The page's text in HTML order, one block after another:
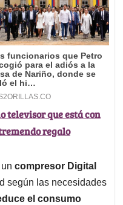
televisor que está con
regalo
compresor Digital
según las necesidades
el consumo